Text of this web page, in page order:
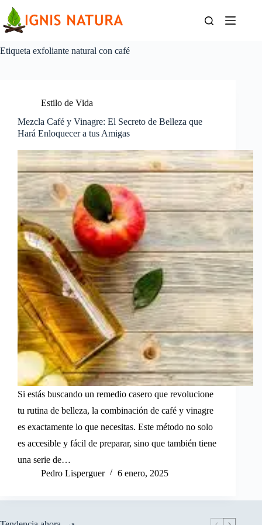
contenido
Etiqueta exfoliante natural con café
Estilo de Vida
Mezcla Café y Vinagre: El Secreto de Belleza que
Hará Enloquecer a tus Amigas
Si estás buscando un remedio casero que revolucione
tu rutina de belleza, la combinación de café y vinagre
es exactamente lo que necesitas. Este método no solo
es accesible y fácil de preparar, sino que también tiene
una serie de…
Pedro Lisperguer
6 enero, 2025